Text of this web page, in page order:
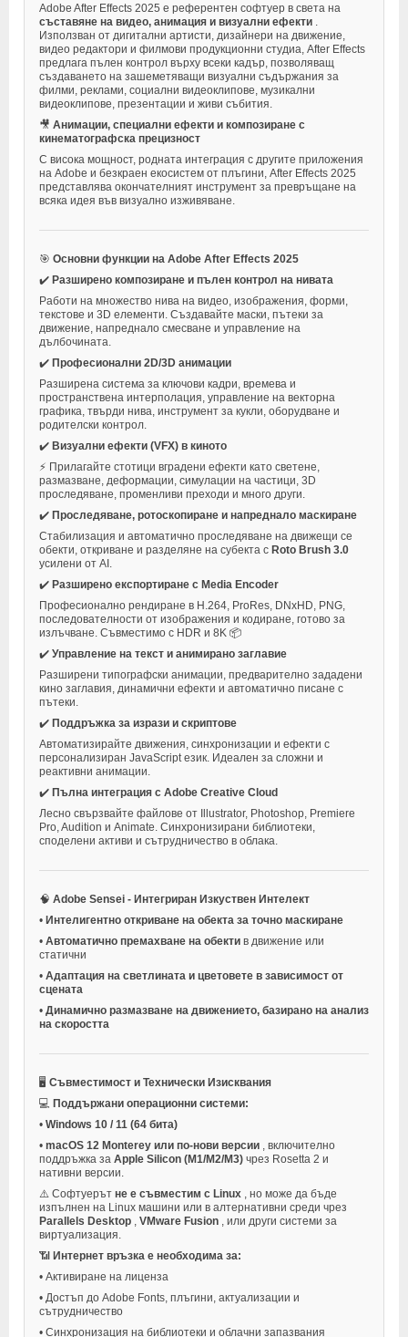
Adobe After Effects 2025 е референтен софтуер в света на
съставяне на видео, анимация и визуални ефекти
Използван от дигитални артисти, дизайнери на движение,
видео редактори и филмови продукционни студиа, After Effects
предлага пълен контрол върху всеки кадър, позволяващ
създаването на зашеметяващи визуални съдържания за
филми, реклами, социални видеоклипове, музикални
видеоклипове, презентации и живи събития.
🎥 Анимации, специални ефекти и композиране с
кинематографска прецизност
С висока мощност, родната интеграция с другите приложения
на Adobe и безкраен екосистем от плъгини, After Effects 2025
представлява окончателният инструмент за превръщане на
всяка идея във визуално изживяване.
🎯 Основни функции на Adobe After Effects 2025
✔️ Разширено композиране и пълен контрол на нивата
Работи на множество нива на видео, изображения, форми,
текстове и 3D елементи. Създавайте маски, пътеки за
движение, напреднало смесване и управление на
дълбочината.
✔️ Професионални 2D/3D анимации
Разширена система за ключови кадри, времева и
пространствена интерполация, управление на векторна
графика, твърди нива, инструмент за кукли, оборудване и
родителски контрол.
✔️ Визуални ефекти (VFX) в киното
⚡ Прилагайте стотици вградени ефекти като светене,
размазване, деформации, симулации на частици, 3D
проследяване, променливи преходи и много други.
✔️ Проследяване, ротоскопиране и напреднало маскиране
Стабилизация и автоматично проследяване на движещи се
обекти, откриване и разделяне на субекта с Roto Brush 3.0
усилени от AI.
✔️ Разширено експортиране с Media Encoder
Професионално рендиране в H.264, ProRes, DNxHD, PNG,
последователности от изображения и кодиране, готово за
излъчване. Съвместимо с HDR и 8K 📦
✔️ Управление на текст и анимирано заглавие
Разширени типографски анимации, предварително зададени
кино заглавия, динамични ефекти и автоматично писане с
пътеки.
✔️ Поддръжка за изрази и скриптове
Автоматизирайте движения, синхронизации и ефекти с
персонализиран JavaScript език. Идеален за сложни и
реактивни анимации.
✔️ Пълна интеграция с Adobe Creative Cloud
Лесно свързвайте файлове от Illustrator, Photoshop, Premiere
Pro, Audition и Animate. Синхронизирани библиотеки,
споделени активи и сътрудничество в облака.
🧠 Adobe Sensei - Интегриран Изкуствен Интелект
• Интелигентно откриване на обекта за точно маскиране
• Автоматично премахване на обекти в движение или
статични
• Адаптация на светлината и цветовете в зависимост от
сцената
• Динамично размазване на движението, базирано на анализ
на скоростта
🖥️ Съвместимост и Технически Изисквания
💻 Поддържани операционни системи:
• Windows 10 / 11 (64 бита)
• macOS 12 Monterey или по-нови версии
, включително
поддръжка за Apple Silicon (M1/M2/M3) чрез Rosetta 2 и
нативни версии.
⚠️ Софтуерът не е съвместим с Linux
, но може да бъде
изпълнен на Linux машини или в алтернативни среди чрез
Parallels Desktop
VMware Fusion
, или други системи за
виртуализация.
📶 Интернет връзка е необходима за:
• Активиране на лиценза
• Достъп до Adobe Fonts, плъгини, актуализации и
сътрудничество
• Синхронизация на библиотеки и облачни запазвания